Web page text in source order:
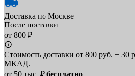
Доставка по Москве
После поставки
от 800 ₽
Стоимость доставки от 800 руб. + 30
МКАД.
от 50 тыс. ₽ бесплатно